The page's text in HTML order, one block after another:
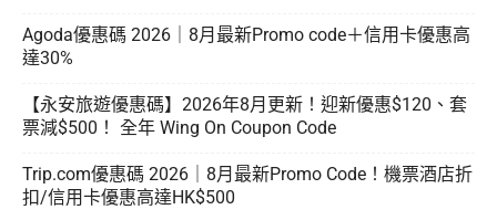
Agoda優惠碼 2026｜8月最新Promo code＋信用卡優惠高
達30%
【永安旅遊優惠碼】2026年8月更新！迎新優惠$120、套
票減$500！ 全年 Wing On Coupon Code
Trip.com優惠碼 2026｜8月最新Promo Code！機票酒店折
扣/信用卡優惠高達HK$500